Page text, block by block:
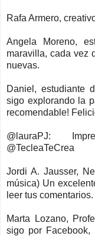
Rafa Armero,
Angela Moreno,
maravilla, cada vez
nuevas.
Daniel, estudiante
sigo explorando la
recomendable!
@lauraPJ:
@TecleaTeCrea
Jordi A. Jausser,
música) Un
leer tus comentarios.
Marta Lozano,
sigo por Facebook,